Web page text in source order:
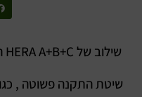
שילוב של HERA A+B+C הינו עיצוב מושלם לקירות גדולים
שיטת התקנה פשוטה ,